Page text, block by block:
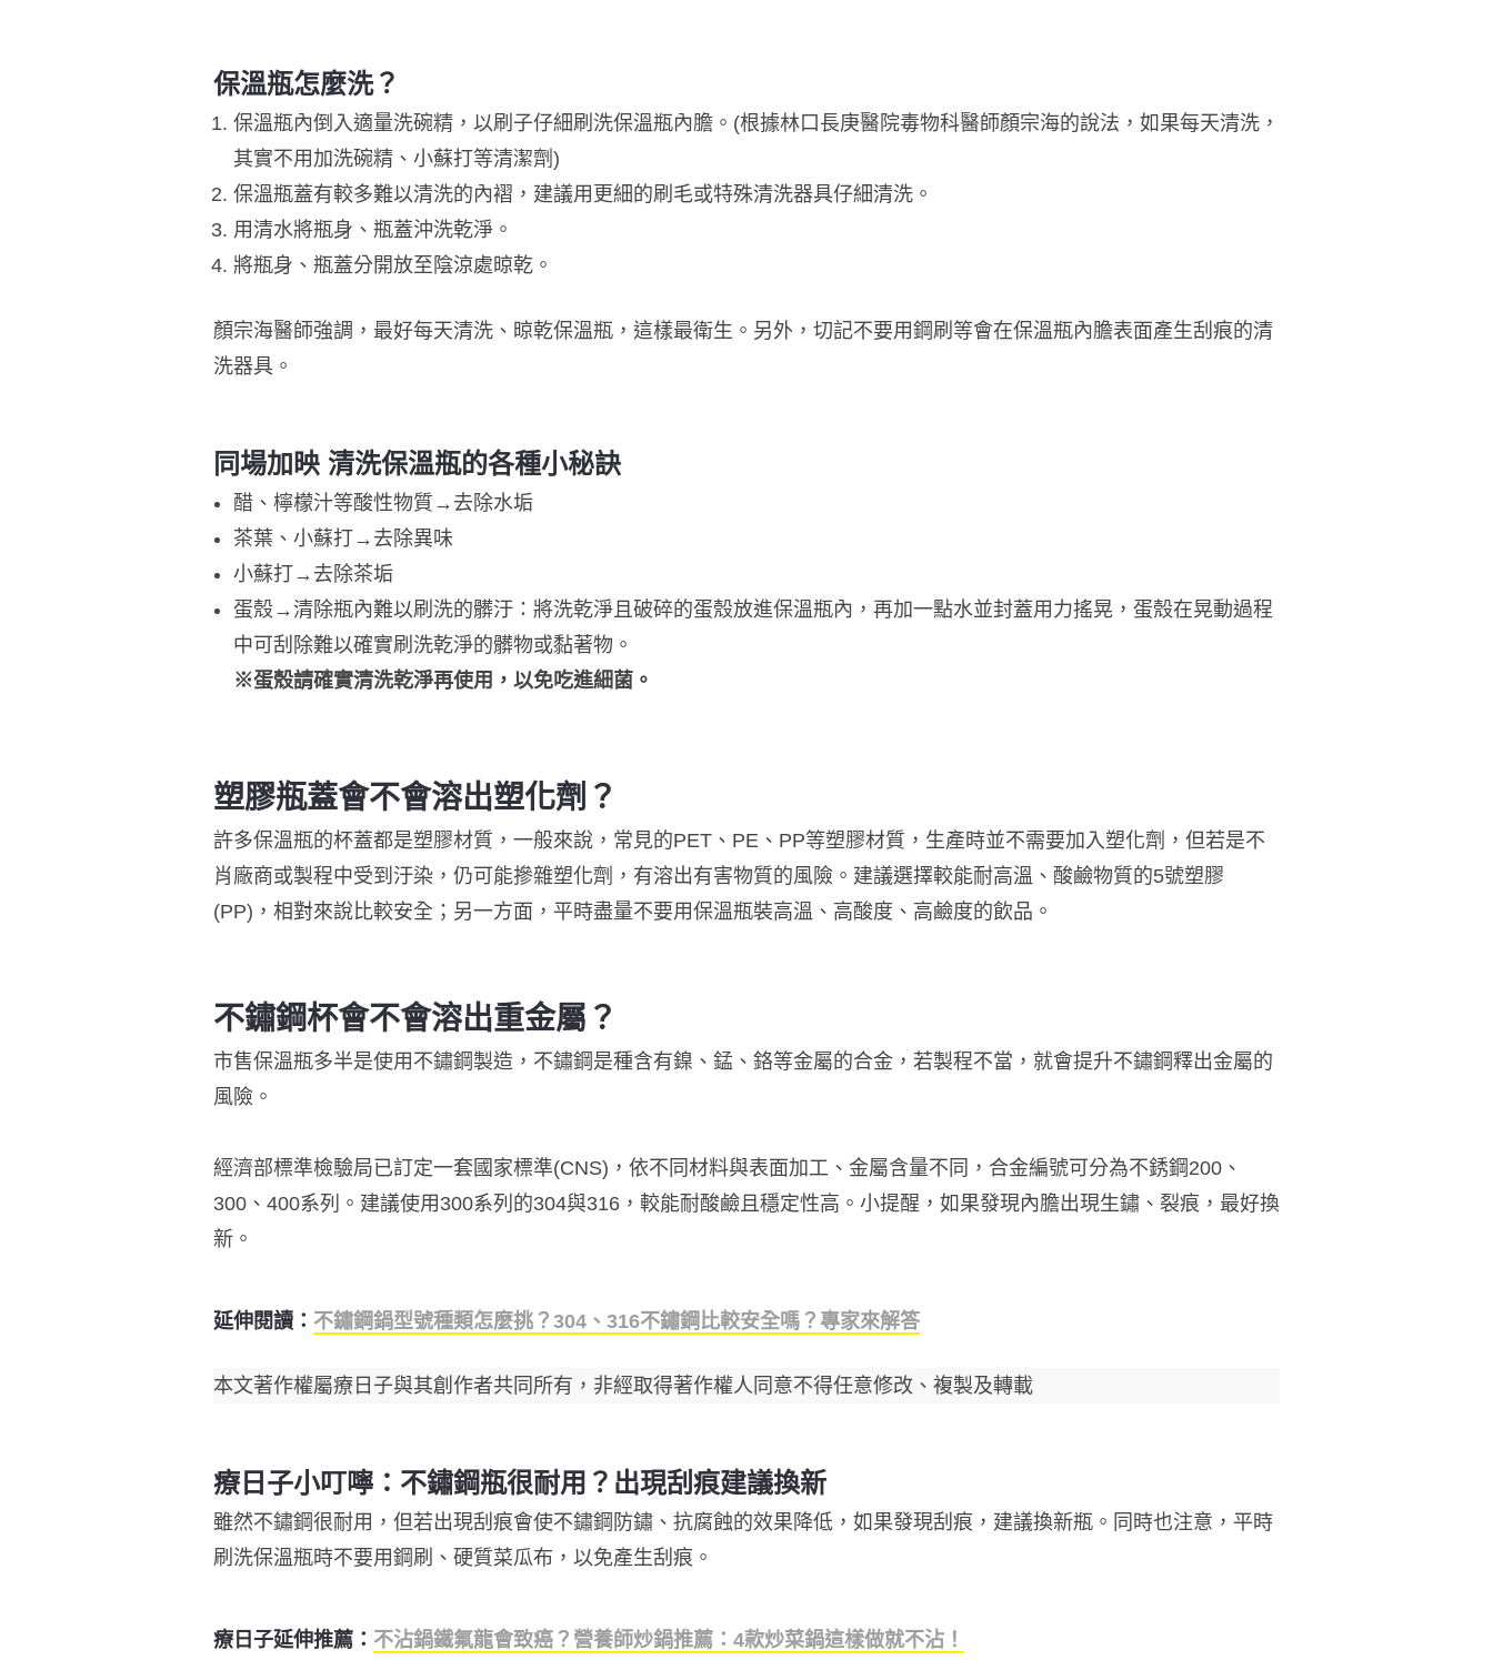
保溫瓶怎麼洗？
保溫瓶內倒入適量洗碗精，以刷子仔細刷洗保溫瓶內膽。(根據林口長庚醫院毒物科醫師顏宗海的說法，如果每天清洗，
其實不用加洗碗精、小蘇打等清潔劑)
保溫瓶蓋有較多難以清洗的內褶，建議用更細的刷毛或特殊清洗器具仔細清洗。
用清水將瓶身、瓶蓋沖洗乾淨。
將瓶身、瓶蓋分開放至陰涼處晾乾。
顏宗海醫師強調，最好每天清洗、晾乾保溫瓶，這樣最衛生。另外，切記不要用鋼刷等會在保溫瓶內膽表面產生刮痕的清
洗器具。
同場加映 清洗保溫瓶的各種小秘訣
醋、檸檬汁等酸性物質→去除水垢
茶葉、小蘇打→去除異味
小蘇打→去除茶垢
蛋殼→清除瓶內難以刷洗的髒汙：將洗乾淨且破碎的蛋殼放進保溫瓶內，再加一點水並封蓋用力搖晃，蛋殼在晃動過程
中可刮除難以確實刷洗乾淨的髒物或黏著物。
※蛋殼請確實清洗乾淨再使用，以免吃進細菌。
塑膠瓶蓋會不會溶出塑化劑？
許多保溫瓶的杯蓋都是塑膠材質，一般來說，常見的PET、PE、PP等塑膠材質，生產時並不需要加入塑化劑，但若是不
肖廠商或製程中受到汙染，仍可能摻雜塑化劑，有溶出有害物質的風險。建議選擇較能耐高溫、酸鹼物質的5號塑膠
(PP)，相對來說比較安全；另一方面，平時盡量不要用保溫瓶裝高溫、高酸度、高鹼度的飲品。
不鏽鋼杯會不會溶出重金屬？
市售保溫瓶多半是使用不鏽鋼製造，不鏽鋼是種含有鎳、錳、鉻等金屬的合金，若製程不當，就會提升不鏽鋼釋出金屬的
風險。
經濟部標準檢驗局已訂定一套國家標準(CNS)，依不同材料與表面加工、金屬含量不同，合金編號可分為不銹鋼200、
300、400系列。建議使用300系列的304與316，較能耐酸鹼且穩定性高。小提醒，如果發現內膽出現生鏽、裂痕，最好換
新。
延伸閱讀： 不鏽鋼鍋型號種類怎麼挑？304、316不鏽鋼比較安全嗎？專家來解答
本文著作權屬療日子與其創作者共同所有，非經取得著作權人同意不得任意修改、複製及轉載
療日子小叮嚀：不鏽鋼瓶很耐用？出現刮痕建議換新
雖然不鏽鋼很耐用，但若出現刮痕會使不鏽鋼防鏽、抗腐蝕的效果降低，如果發現刮痕，建議換新瓶。同時也注意，平時
刷洗保溫瓶時不要用鋼刷、硬質菜瓜布，以免產生刮痕。
療日子延伸推薦： 不沾鍋鐵氟龍會致癌？營養師炒鍋推薦：4款炒菜鍋這樣做就不沾！